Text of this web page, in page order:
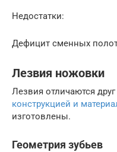
Недостатки:
Дефицит сменных
Лезвия ножовки
Лезвия отличаются друг
конструкцией и
изготовлены.
Геометрия зубьев